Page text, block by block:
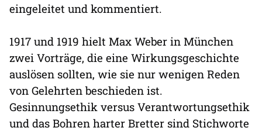
eingeleitet und kommentiert.
1917 und 1919 hielt Max Weber in München
zwei Vorträge, die eine Wirkungsgeschichte
auslösen sollten, wie sie nur wenigen Reden
von Gelehrten beschieden ist.
Gesinnungsethik versus Verantwortungsethik
und das Bohren harter Bretter sind Stichworte